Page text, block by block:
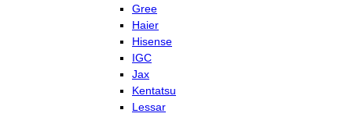
Gree
Haier
Hisense
IGC
Jax
Kentatsu
Lessar